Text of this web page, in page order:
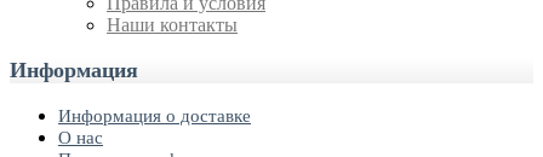
Наши контакты
Информация
Информация о доставке
О нас